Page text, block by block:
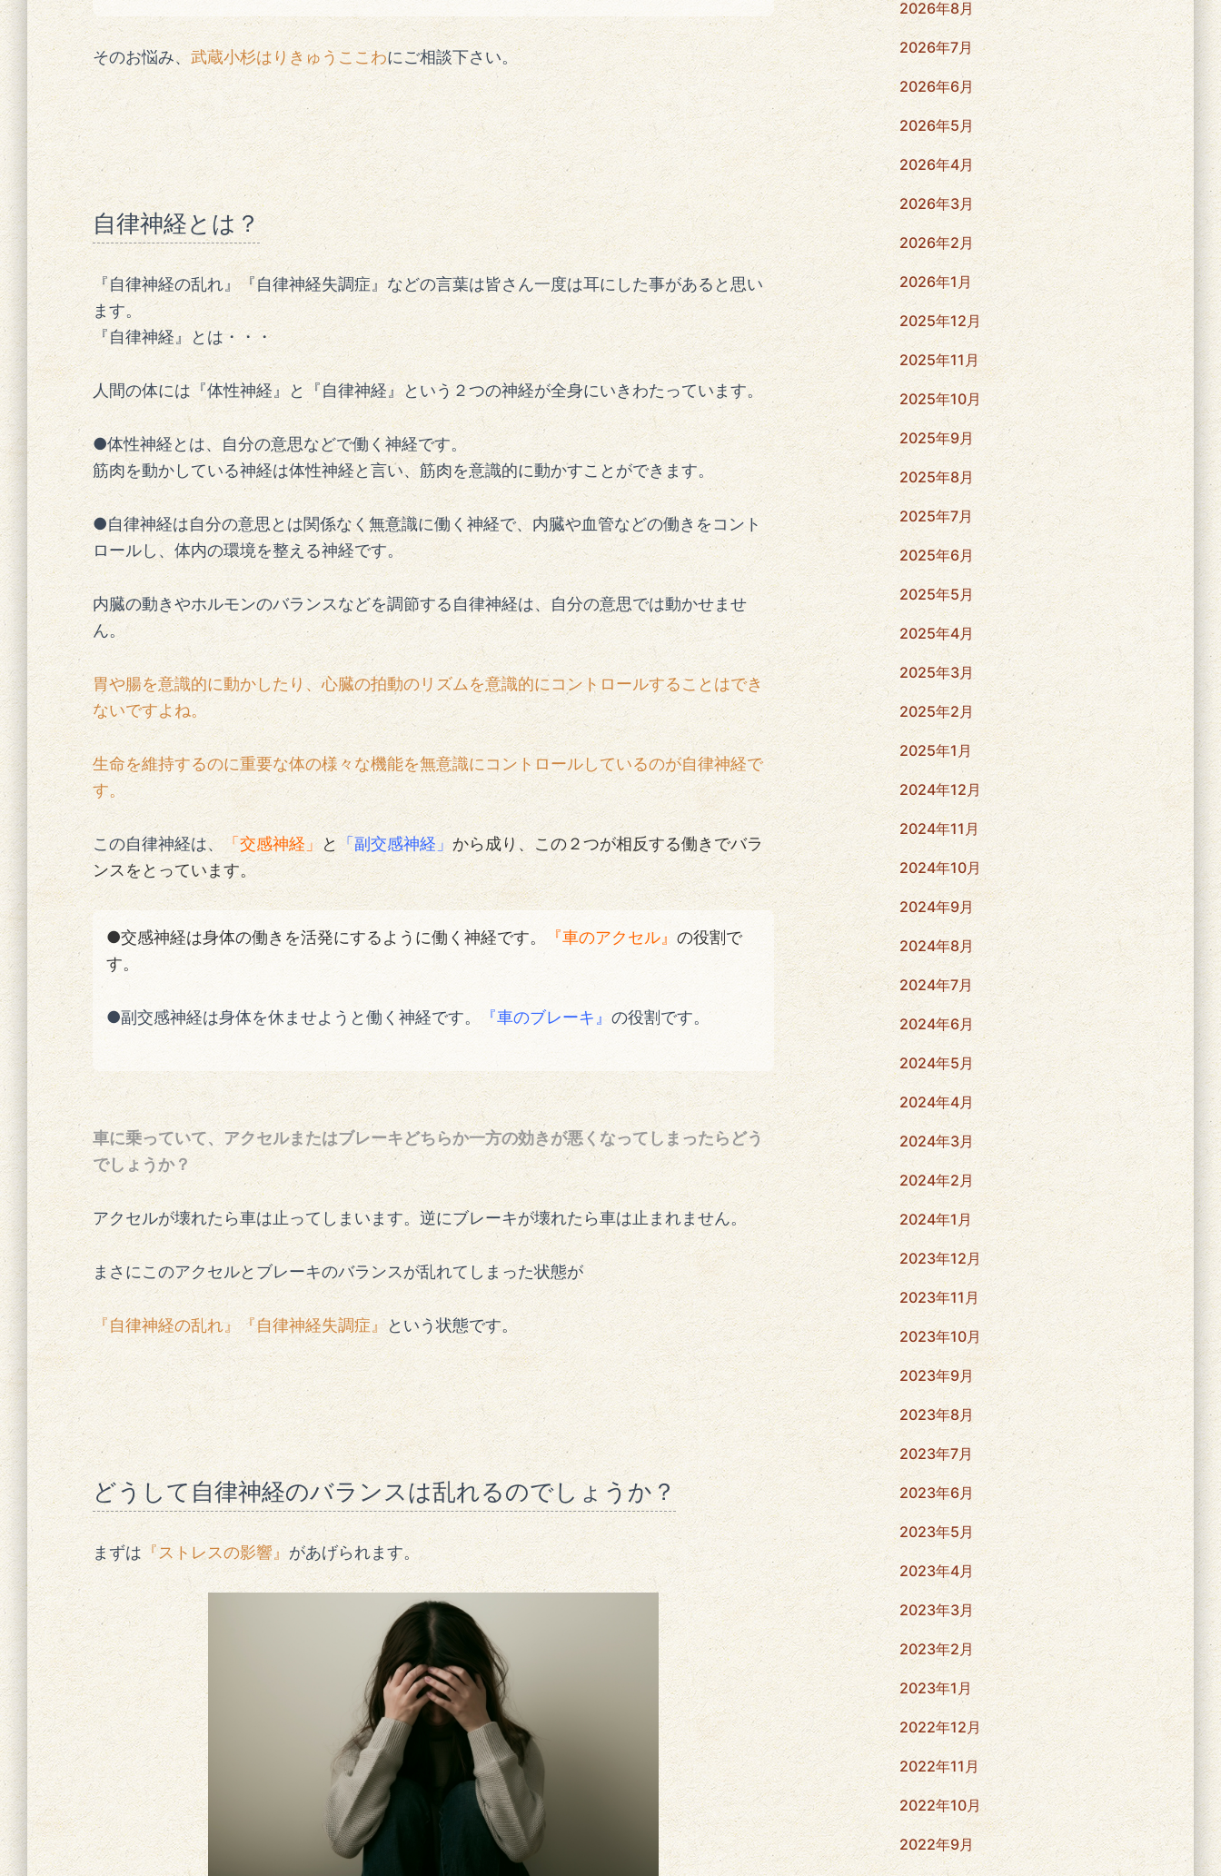
そのお悩み、武蔵小杉はりきゅうここわにご相談下さい。
自律神経とは？
『自律神経の乱れ』『自律神経失調症』などの言葉は皆さん一度は耳にした事があると思い
ます。
『自律神経』とは・・・
人間の体には『体性神経』と『自律神経』という２つの神経が全身にいきわたっています。
●体性神経とは、自分の意思などで働く神経です。
筋肉を動かしている神経は体性神経と言い、筋肉を意識的に動かすことができます。
●自律神経は自分の意思とは関係なく無意識に働く神経で、内臓や血管などの働きをコント
ロールし、体内の環境を整える神経です。
内臓の動きやホルモンのバランスなどを調節する自律神経は、自分の意思では動かせませ
ん。
胃や腸を意識的に動かしたり、心臓の拍動のリズムを意識的にコントロールすることはでき
ないですよね。
生命を維持するのに重要な体の様々な機能を無意識にコントロールしているのが自律神経で
す。
この自律神経は、 「交感神経」と「副交感神経」から成り、この２つが相反する働きでバラ
ンスをとっています。
●交感神経は身体の働きを活発にするように働く神経です。 『車のアクセル』 の役割で
す。
●副交感神経は身体を休ませようと働く神経です。 『車のブレーキ』 の役割です。
車に乗っていて、アクセルまたはブレーキどちらか一方の効きが悪くなってしまったらどう
でしょうか？
アクセルが壊れたら車は止ってしまいます。逆にブレーキが壊れたら車は止まれません。
まさにこのアクセルとブレーキのバランスが乱れてしまった状態が
『自律神経の乱れ』『自律神経失調症』という状態です。
どうして自律神経のバランスは乱れるのでしょうか？
まずは 『ストレスの影響』 があげられます。
2026年8月
2026年7月
2026年6月
2026年5月
2026年4月
2026年3月
2026年2月
2026年1月
2025年12月
2025年11月
2025年10月
2025年9月
2025年8月
2025年7月
2025年6月
2025年5月
2025年4月
2025年3月
2025年2月
2025年1月
2024年12月
2024年11月
2024年10月
2024年9月
2024年8月
2024年7月
2024年6月
2024年5月
2024年4月
2024年3月
2024年2月
2024年1月
2023年12月
2023年11月
2023年10月
2023年9月
2023年8月
2023年7月
2023年6月
2023年5月
2023年4月
2023年3月
2023年2月
2023年1月
2022年12月
2022年11月
2022年10月
2022年9月